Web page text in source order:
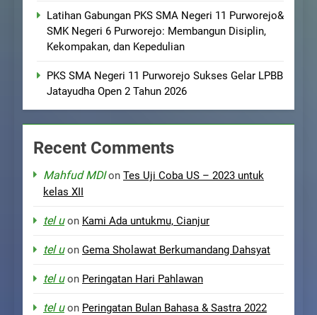
Latihan Gabungan PKS SMA Negeri 11 Purworejo&
SMK Negeri 6 Purworejo: Membangun Disiplin,
Kekompakan, dan Kepedulian
PKS SMA Negeri 11 Purworejo Sukses Gelar LPBB
Jatayudha Open 2 Tahun 2026
Recent Comments
Mahfud MDIon Tes Uji Coba US – 2023 untuk
kelas XII
tel uon Kami Ada untukmu, Cianjur
tel uon Gema Sholawat Berkumandang Dahsyat
tel uon Peringatan Hari Pahlawan
tel uon Peringatan Bulan Bahasa & Sastra 2022